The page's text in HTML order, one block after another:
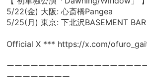
5/22(金) 大阪: 心斎橋Pangea
5/25(月) 東京: 下北沢BASEMENT BAR
Official X *** https://x.com/
ーーーーーーーーーーーーーーーーー
ーーーーーーーー